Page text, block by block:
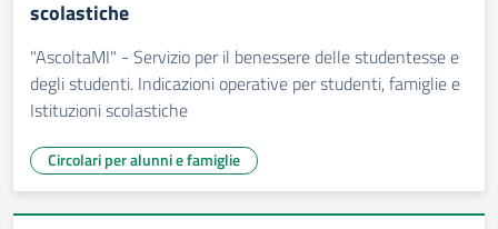
scolastiche
"AscoltaMI" - Servizio per il benessere delle studentesse e
degli studenti. Indicazioni operative per studenti, famiglie e
Istituzioni scolastiche
Circolari per alunni e famiglie